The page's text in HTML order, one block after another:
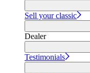
Sell your classic
Dealer
Testimonials